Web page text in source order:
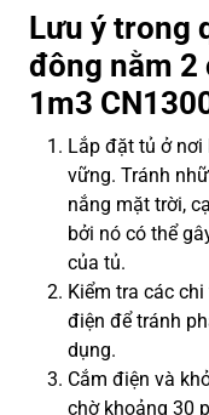
Lưu ý trong
đông nằm 2
1m3
Lắp đặt tủ ở nơi
vững. Tránh
nắng mặt trời,
bởi nó có thể
của tủ.
Kiểm tra các
điện để tránh
dụng.
Cắm điện và
chờ khoảng 30